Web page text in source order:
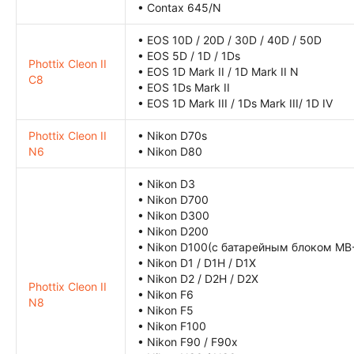
• Contax 645/N
Phottix Cleon II
C8
• EOS 10D / 20D / 30D / 40D / 50D
• EOS 5D / 1D / 1Ds
• EOS 1D Mark II / 1D Mark II N
• EOS 1Ds Mark II
• EOS 1D Mark III / 1Ds Mark III/ 1D IV
Phottix Cleon II
N6
• Nikon D70s
• Nikon D80
Phottix Cleon II
N8
• Nikon D3
• Nikon D700
• Nikon D300
• Nikon D200
• Nikon D100(с батарейным блоком
• Nikon D1 / D1H / D1X
• Nikon D2 / D2H / D2X
• Nikon F6
• Nikon F5
• Nikon F100
• Nikon F90 / F90x